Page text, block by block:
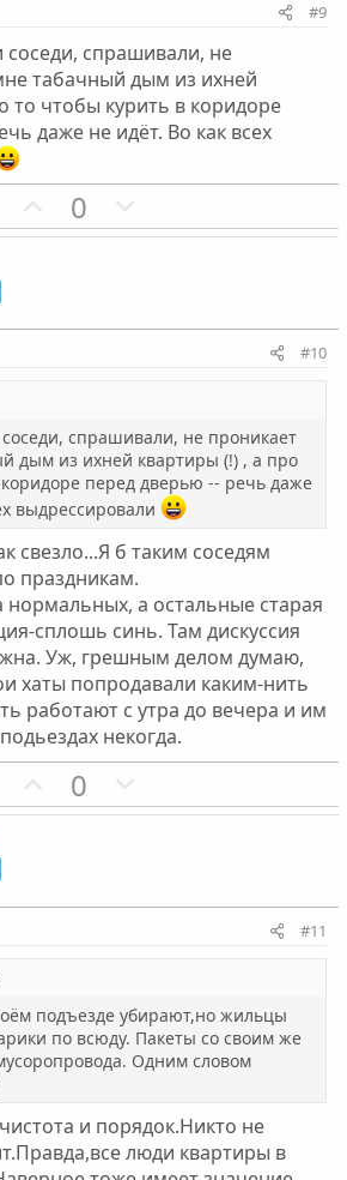
н
ы
й
г
о
о
н
ы
й
г
о
о
#9
спрашивали, не
табачный дым из ихней
то чтобы курить в коридоре
даже не идёт. Во как всех
П
о
т
ы
й
г
о
л
о
с
0
е
т
ы
й
г
о
л
с
#10
спрашивали, не проникает
дым из ихней квартиры (!) , a про
перед дверью -- речь даже
выдрессировали
свезло...Я б таким соседям
праздникам.
нормальных, а остальные старая
сплошь синь. Там дискуссия
Уж, грешным делом думаю,
хаты попродавали каким-нить
работают с утра до вечера и им
некогда.
П
о
т
ы
й
г
л
о
0
е
т
ы
й
г
л
о
#11
подъезде убирают,но жильцы
по всюду. Пакеты со своим же
Одним словом
и порядок.Никто не
люди квартиры в